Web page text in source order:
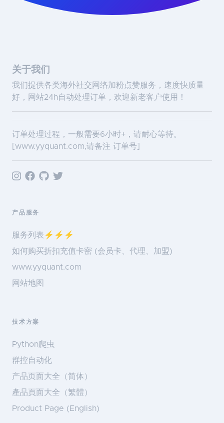
关于我们
我们提供各类海外社交网络加粉点赞服务，速度快质量
好，网站24h自动处理订单，欢迎新老客户使用！
订单处理过程，一般需要6小时+，请耐心等待。
www.yyquant.com,请备注 订单号]
产品服务
服务列表⚡️⚡️⚡️
如何购买折扣充值卡密 (会员卡、代理、加盟)
www.yyquant.com
网站地图
技术方案
Python爬虫
群控自动化
产品页面大全（简体）
產品頁面大全（繁體）
Product Page (English)